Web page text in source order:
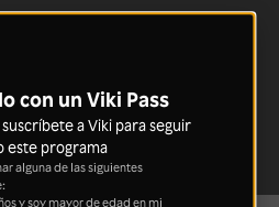
con un Viki Pass
a Viki para seguir
este programa
alguna de las siguientes
y soy mayor de edad en mi